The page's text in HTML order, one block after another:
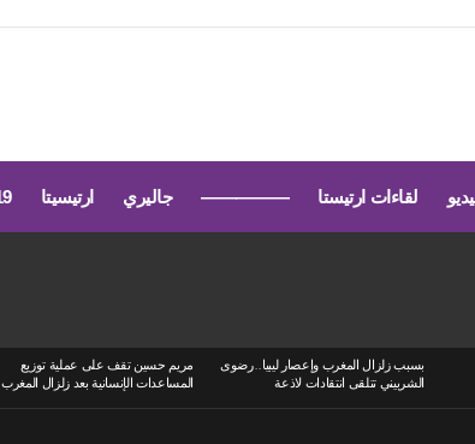
لقاءات ارتيستا ————— جاليري ارتيسيتا
بسبب زلزال المغرب وإعصار ليبيا..رضوى
الشربيني تتلقى انتقادات لاذعة
مريم حسين تقف على عملية توزيع
المساعدات الإنسانية بعد زلزال المغرب